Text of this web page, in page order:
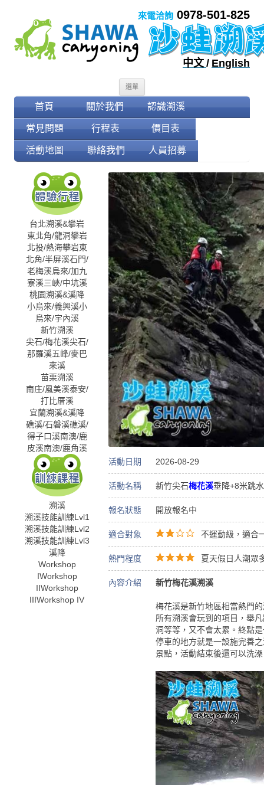
來電洽詢 0978-501-825
中文 / English
選單
首頁 關於我們 認識溯溪
常見問題 行程表 價目表
活動地圖 聯絡我們 人員招募
台北溯溪&攀岩
東北角/龍洞攀岩
北投/熱海攀岩東
北角/半屏溪石門/
老梅溪 烏來/加九
寮溪三峽/中坑溪
桃園溯溪&溪降
小烏來/義興溪小
烏來/宇內溪
新竹溯溪
尖石/梅花溪尖石/
那羅溪五峰/麥巴
來溪
苗栗溯溪
南庄/風美溪泰安/
打比厝溪
宜蘭溯溪&溪降
礁溪/石磐溪礁溪/
得子口溪南澳/鹿
皮溪南澳/鹿角溪
溯溪
溯溪技能訓練Lvl1
溯溪技能訓練Lvl2
溯溪技能訓練Lvl3
溪降
Workshop
IWorkshop
IIWorkshop
IIIWorkshop IV
活動日期 2026-08-29
活動名稱 新竹尖石梅花溪垂降+8米跳
報名狀態 開放報名中
適合對象 不運動級，適合
熱門程度 夏天假日人潮眾
內容介紹 新竹梅花溪溯溪
梅花溪是新竹地區相當熱門
所有溯溪會玩到的項目，舉
洞等等，又不會太累。終點
停車的地方就是一設施完善
景點，活動結束後還可以洗